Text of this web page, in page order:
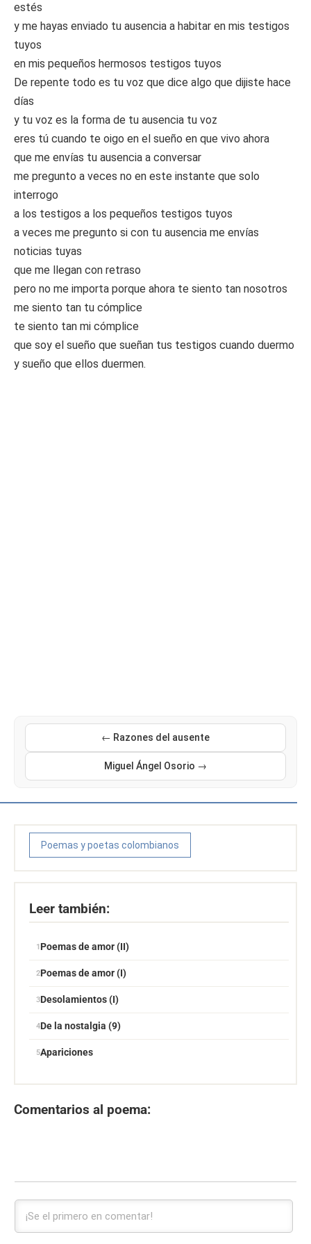
estés
y me hayas enviado tu ausencia a habitar en mis testigos
tuyos
en mis pequeños hermosos testigos tuyos
De repente todo es tu voz que dice algo que dijiste hace
días
y tu voz es la forma de tu ausencia tu voz
eres tú cuando te oigo en el sueño en que vivo ahora
que me envías tu ausencia a conversar
me pregunto a veces no en este instante que solo
interrogo
a los testigos a los pequeños testigos tuyos
a veces me pregunto si con tu ausencia me envías
noticias tuyas
que me llegan con retraso
pero no me importa porque ahora te siento tan nosotros
me siento tan tu cómplice
te siento tan mi cómplice
que soy el sueño que sueñan tus testigos cuando duermo
y sueño que ellos duermen.
← Razones del ausente
Miguel Ángel Osorio →
Poemas y poetas colombianos
Leer también:
Poemas de amor (II)
Poemas de amor (I)
Desolamientos (I)
De la nostalgia (9)
Apariciones
Comentarios al poema: